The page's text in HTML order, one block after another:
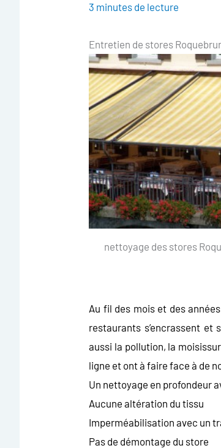
3 minutes de lecture
Entretien de stores
nettoyage des stores
Au fil des mois et des
restaurants s’encrassent et
aussi la pollution, la
ligne et ont à faire face à de
Un nettoyage en profondeur
Aucune altération du tissu
Imperméabilisation avec un
Pas de démontage du store